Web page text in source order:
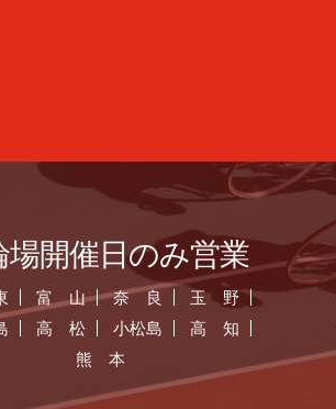
場開催日のみ営業
富 山 奈 良
玉 野
高 松 小松島
高 知
熊 本